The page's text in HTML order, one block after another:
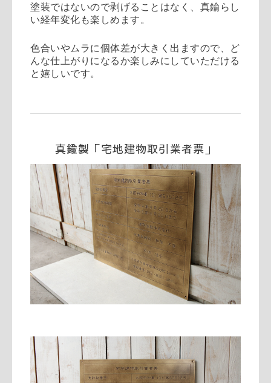
塗装ではないので剥げることはなく、真鍮らし
い経年変化も楽しめます。
色合いやムラに個体差が大きく出ますので、ど
んな仕上がりになるか楽しみにしていただける
と嬉しいです。
真鍮製「宅地建物取引業者票」